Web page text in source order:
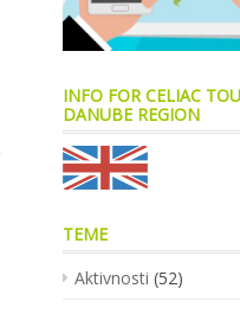
INFO FOR CELIAC
DANUBE REGION
TEME
Aktivnosti (52)